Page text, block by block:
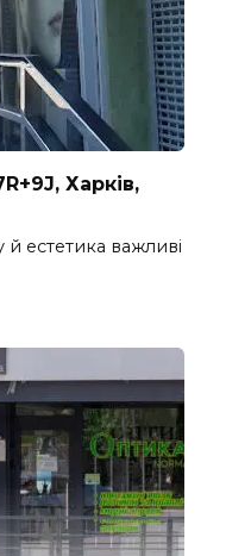
Харків,
й естетика важливі